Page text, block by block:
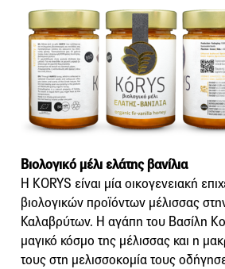
Βιολογικό μέλι ελάτης βανίλια
Η KORYS είναι μία οικογενειακή
βιολογικών προϊόντων μέλισσας
Καλαβρύτων. Η αγάπη του Βασίλη
μαγικό κόσμο της μέλισσας και η
τους στη μελισσοκομία τους